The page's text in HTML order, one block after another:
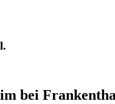
bei